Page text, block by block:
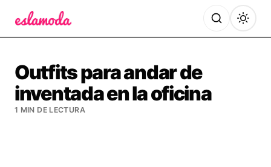
Outfits para andar de
inventada en la oficina
1 MIN DE LECTURA